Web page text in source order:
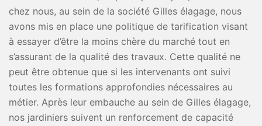
chez nous, au sein de la société Gilles élagage, nous
avons mis en place une politique de tarification visant
à essayer d’être la moins chère du marché tout en
s’assurant de la qualité des travaux. Cette qualité ne
peut être obtenue que si les intervenants ont suivi
toutes les formations approfondies nécessaires au
métier. Après leur embauche au sein de Gilles élagage,
nos jardiniers suivent un renforcement de capacité